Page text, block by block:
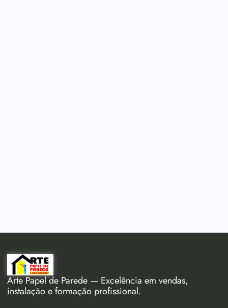
Arte Papel de Parede — Excelência em vendas,
instalação e formação profissional.